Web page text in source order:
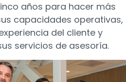
años para hacer más
capacidades operativas,
del cliente y
servicios de asesoría.